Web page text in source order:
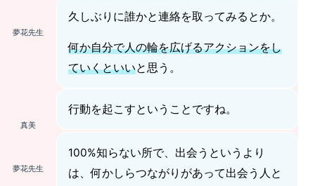
夢花先生
久しぶりに誰かと連絡を取ってみるとか。
何か自分で人の輪を広げるアクションをし
ていくといいと思う。
真美
行動を起こすということですね。
夢花先生
100%知らない所で、出会うというより
は、何かしらつながりがあって出会う人と